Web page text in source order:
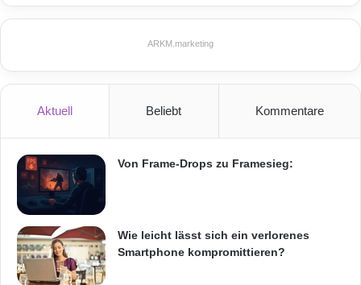
ARKM.marketing
Aktuell Beliebt Kommentare
Von Frame-Drops zu Framesieg:
Wie leicht lässt sich ein verlorenes
Smartphone kompromittieren?